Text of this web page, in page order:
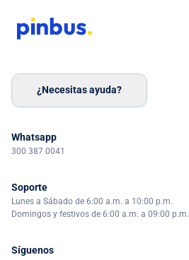
¿Necesitas ayuda?
Whatsapp
300 387 0041
Soporte
Lunes a Sábado de 6:00 a.m. a 10:00 p.m.
Domingos y festivos de 6:00 a.m. a 09:00 p.m.
Síguenos